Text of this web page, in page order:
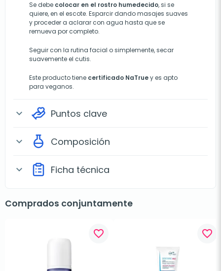
Se debe colocar en el rostro humedecido, si se
quiere, en el escote. Esparcir dando masajes suaves
y proceder a aclarar con agua hasta que se
remueva por completo.
Seguir con la rutina facial o simplemente, secar
suavemente el cutis.
Este producto tiene certificado NaTruey es apto
para veganos.
expand_more Puntos clave
expand_more Composición
expand_more Ficha técnica
Comprados conjuntamente
favorite_border favorite_border